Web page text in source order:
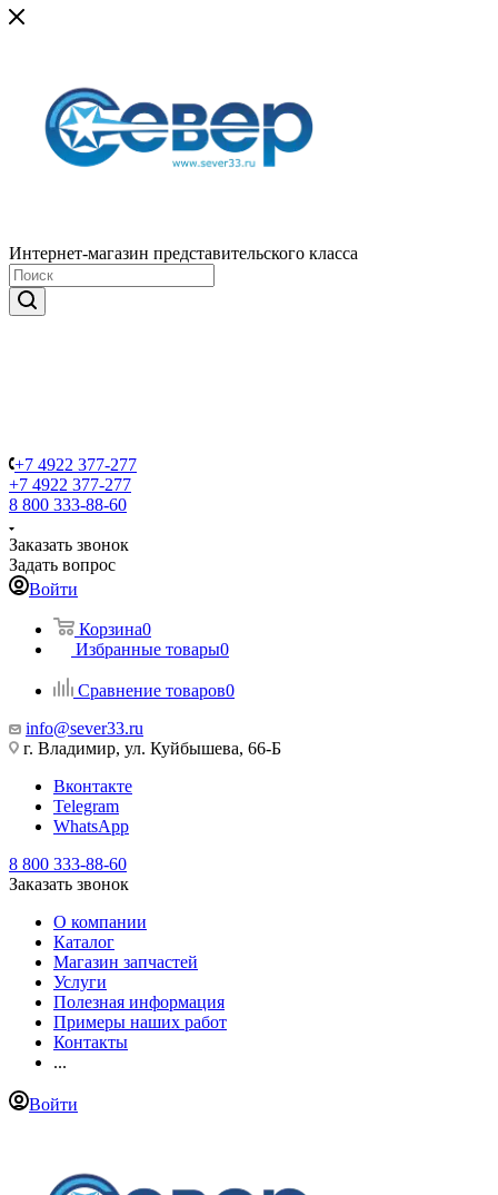
Интернет-магазин представительского класса
+7 4922 377-277
+7 4922 377-277
8 800 333-88-60
Заказать звонок
Задать вопрос
Войти
Корзина0
Избранные товары0
Сравнение товаров0
info@sever33.ru
г. Владимир, ул. Куйбышева, 66-Б
Вконтакте
Telegram
WhatsApp
8 800 333-88-60
Заказать звонок
О компании
Каталог
Магазин запчастей
Услуги
Полезная информация
Примеры наших работ
Контакты
...
Войти